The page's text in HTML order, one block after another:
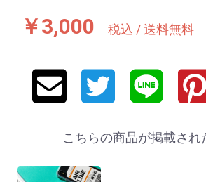
￥3,000 税込 / 送料無料
こちらの商品が掲載され